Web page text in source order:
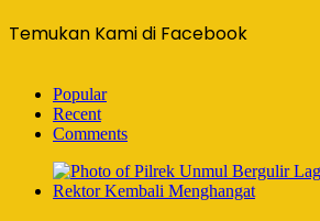
Temukan Kami di Facebook
Popular
Recent
Comments